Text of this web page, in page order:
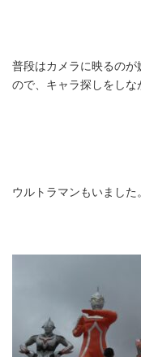
普段はカメラに映るのが
ので、キャラ探しをしな
ウルトラマンもいました